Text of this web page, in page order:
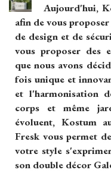
Aujourd'hui,
afin de vous
de design et de
vous proposer des
que nous avons
fois unique et
et l'harmonisation
corps et même
évoluent, Kostum
Fresk vous permet
votre style
son double décor